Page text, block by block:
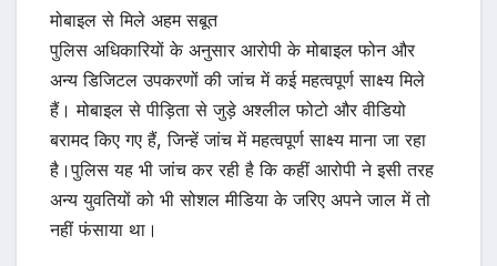
मोबाइल से मिले अहम सबूत
पुलिस अधिकारियों के अनुसार आरोपी के मोबाइल फोन और
अन्य डिजिटल उपकरणों की जांच में कई महत्वपूर्ण साक्ष्य मिले
हैं। मोबाइल से पीड़िता से जुड़े अश्लील फोटो और वीडियो
बरामद किए गए हैं, जिन्हें जांच में महत्वपूर्ण साक्ष्य माना जा रहा
है।पुलिस यह भी जांच कर रही है कि कहीं आरोपी ने इसी तरह
अन्य युवतियों को भी सोशल मीडिया के जरिए अपने जाल में तो
नहीं फंसाया था।